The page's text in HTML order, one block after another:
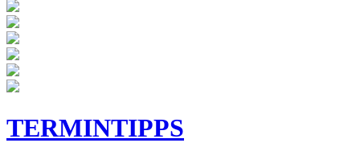
TERMINTIPPS